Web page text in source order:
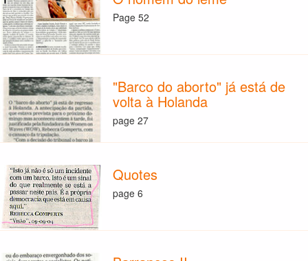
Page 52
"Barco do aborto" já está de
volta à Holanda
page 27
Quotes
page 6